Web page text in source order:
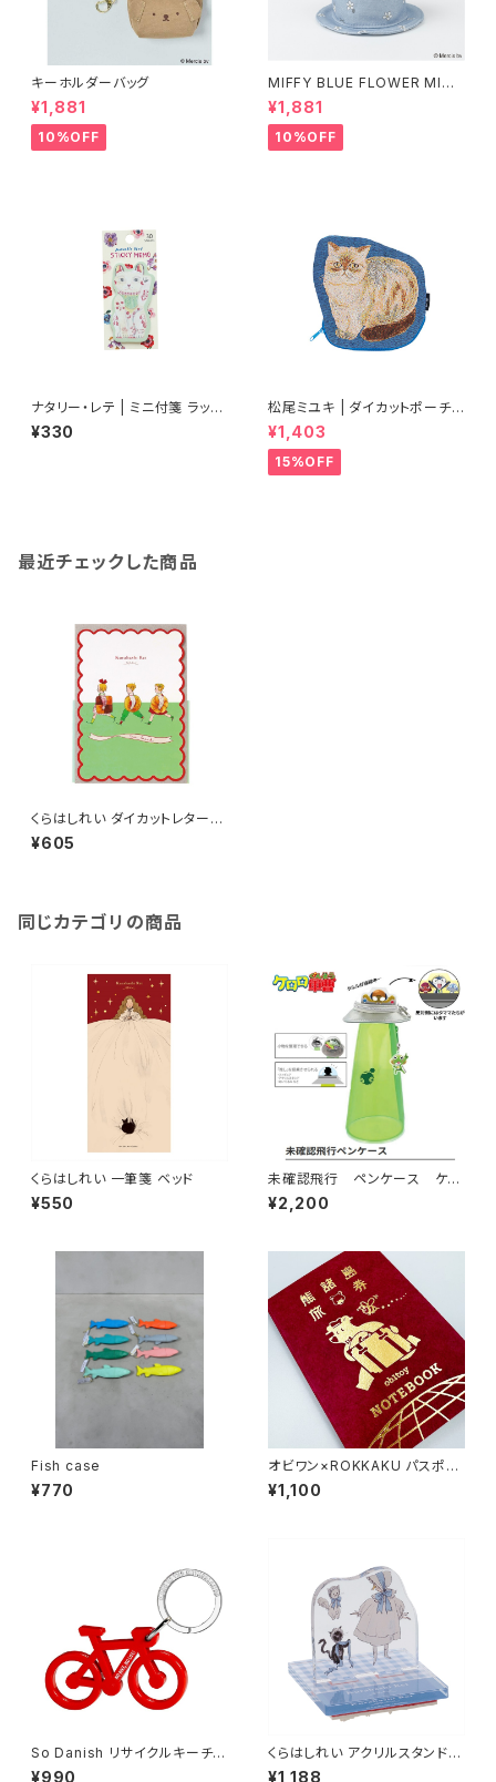
キーホルダーバッグ
¥1,881
10%OFF
MIFFY BLUE FLOWER MINI
HAT チャーム
¥1,881
10%OFF
ナタリー・レテ | ミニ付箋 ラッキ
ーキャット | Mini Sticky mem
o Lucky cat
¥330
松尾ミユキ | ダイカットポーチ
ペール | Diecut pouch Perle
¥1,403
15%OFF
最近チェックした商品
くらはしれい ダイカットレター
(クッキー)
¥605
同じカテゴリの商品
くらはしれい 一筆箋 ベッド
¥550
未確認飛行 ペンケース ケロ
ロ軍曹
¥2,200
Fish case
¥770
オビワン×ROKKAKU パスポー
ト風ノート
¥1,100
So Danish リサイクルキーチェ
ーン (バイク)
¥990
くらはしれい アクリルスタンドス
タンプ/BU
¥1,188